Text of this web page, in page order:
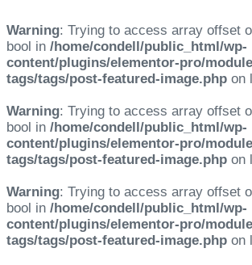
Warning: Trying to access array offset
bool in /home/condell/public_html/wp-
content/plugins/elementor-pro/
tags/tags/post-featured-image.php on
Warning: Trying to access array offset
bool in /home/condell/public_html/wp-
content/plugins/elementor-pro/
tags/tags/post-featured-image.php on
Warning: Trying to access array offset
bool in /home/condell/public_html/wp-
content/plugins/elementor-pro/
tags/tags/post-featured-image.php on